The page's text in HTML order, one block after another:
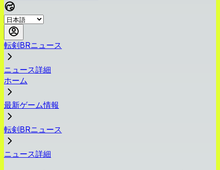
転剣BRニュース
ニュース詳細
ホーム
最新ゲーム情報
転剣BRニュース
ニュース詳細